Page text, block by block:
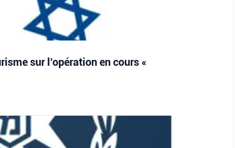
sur l’opération en cours «